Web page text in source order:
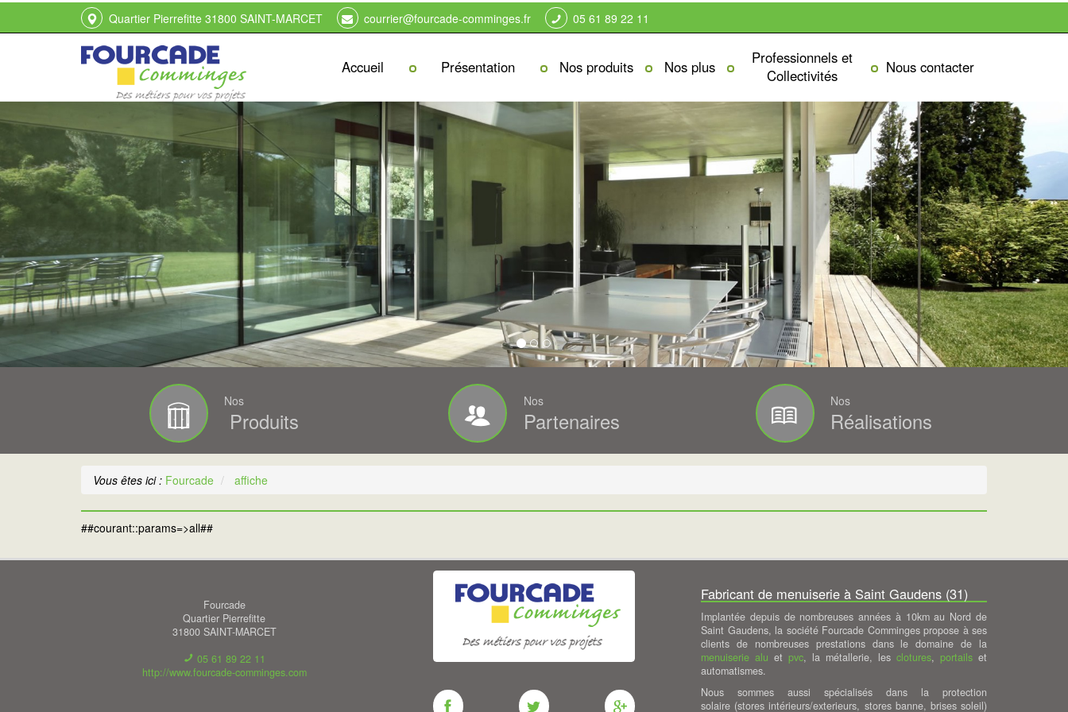
Quartier Pierrefitte 31800 SAINT-MARCET courrier@fourcade-comminges.fr 05 61 89 22 11
Accueil Présentation Nos produits Nos plus
Professionnels et
Collectivités
Nous contacter
Nos
Produits
Nos
Partenaires
Nos
Réalisations
Vous êtes ici : Fourcade affiche
##courant::params=>all##
Fabricant de menuiserie à Saint Gaudens (31)
Implantée depuis de nombreuses années à 10km au Nord de
Saint Gaudens, la société Fourcade Comminges propose à ses
clients de nombreuses prestations dans le domaine de la
menuiserie alu et pvc, la métallerie, les clotures, portails et
automatismes.
Nous sommes aussi spécialisés dans la protection
solaire (stores intérieurs/exterieurs, stores banne, brises soleil)
Fourcade
Fourcade
Fourcade
Fourcade
Quartier Pierrefitte
31800 SAINT-MARCET
05 61 89 22 11
http://www.fourcade-comminges.com